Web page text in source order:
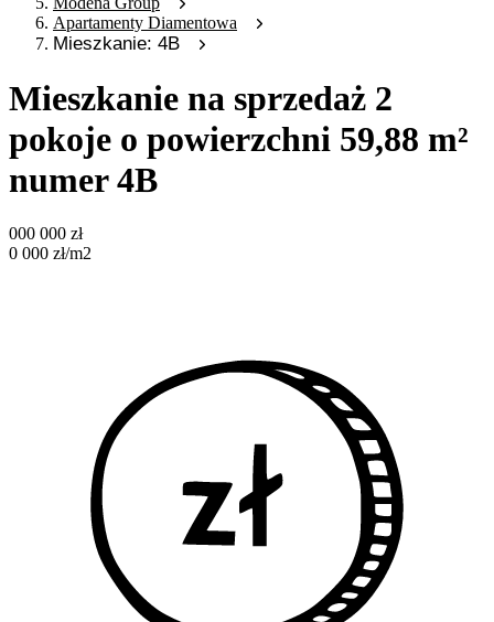
Apartamenty Diamentowa
Mieszkanie: 4B
Mieszkanie na sprzedaż 2
pokoje o powierzchni 59,88 m²
numer 4B
000 000 zł
0 000 zł/m2